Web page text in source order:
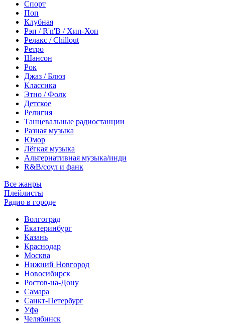
Спорт
Поп
Клубная
Рэп / R'n'B / Хип-Хоп
Релакс / Chillout
Ретро
Шансон
Рок
Джаз / Блюз
Классика
Этно / Фолк
Детское
Религия
Танцевальные радиостанции
Разная музыка
Юмор
Лёгкая музыка
Альтернативная музыка/инди
R&B/cоул и фанк
Все жанры
Плейлисты
Радио в городе
Волгоград
Екатеринбург
Казань
Краснодар
Москва
Нижний Новгород
Новосибирск
Ростов-на-Дону
Самара
Санкт-Петербург
Уфа
Челябинск